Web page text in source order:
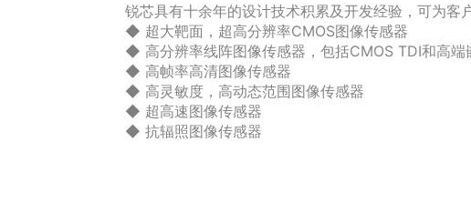
锐芯具有十余年的设计技术积累及开发经验，可为客
◆ 超大靶面，超高分辨率CMOS图像传感器
◆ 高分辨率线阵图像传感器，包括CMOS TDI和高端
◆ 高帧率高清图像传感器
◆ 高灵敏度，高动态范围图像传感器
◆ 超高速图像传感器
◆ 抗辐照图像传感器